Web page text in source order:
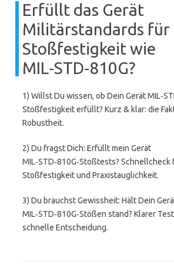
Erfüllt das Gerät
Militärstandards für
Stoßfestigkeit wie
MIL‑STD‑810G?
1) Willst Du wissen, ob Dein Gerät
Stoßfestigkeit erfüllt? Kurz & klar: die
Robustheit.
2) Du fragst Dich: Erfüllt mein Gerät
MIL‑STD‑810G‑Stoßtests? Schnellcheck
Stoßfestigkeit und Praxistauglichkeit.
3) Du brauchst Gewissheit: Hält Dein
MIL‑STD‑810G‑Stößen stand? Klarer
schnelle Entscheidung.